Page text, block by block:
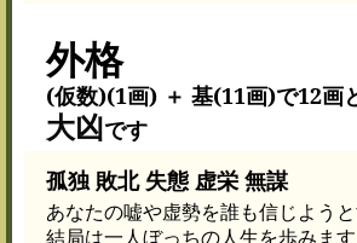
外格
(仮数)(1画) ＋ 基(11画)で12画
大凶です
孤独 敗北 失態 虚栄 無謀
あなたの嘘や虚勢を誰も信じよう
結局は一人ぼっちの人生を歩みま